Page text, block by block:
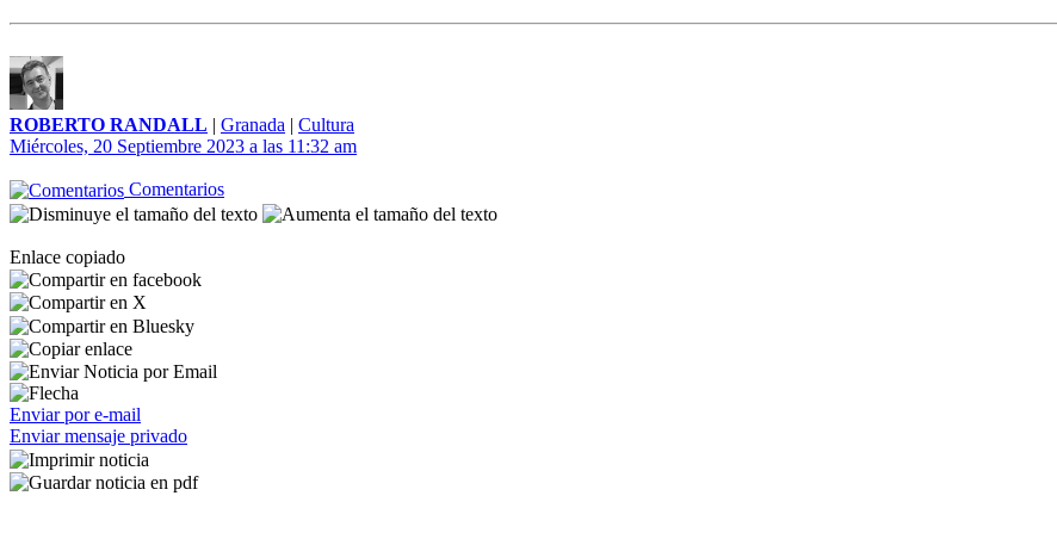
ROBERTO RANDALL | Granada | Cultura
Miércoles, 20 Septiembre 2023 a las 11:32 am
Comentarios
Enlace copiado
Enviar por e-mail
Enviar mensaje privado